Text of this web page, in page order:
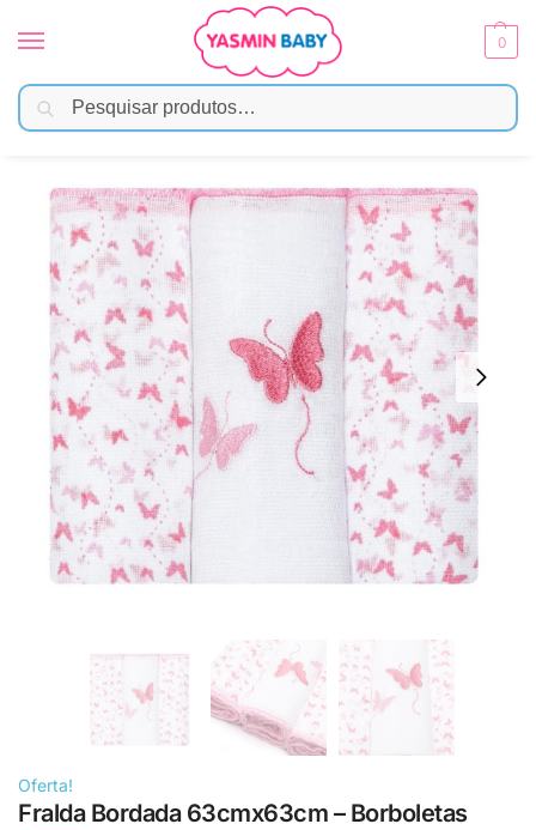
0
Início Enxoval / Fraldas e Pano de Boca
Oferta!
Fralda Bordada 63cmx63cm – Borboletas